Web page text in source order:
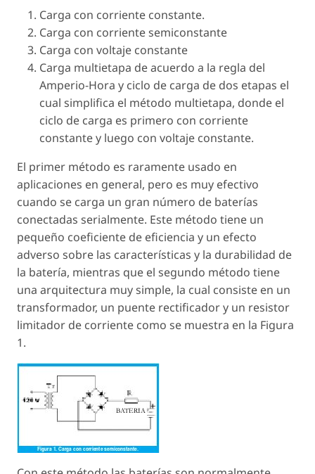
Carga con corriente constante.
Carga con corriente semiconstante
Carga con voltaje constante
Carga multietapa de acuerdo a la regla del
Amperio-Hora y ciclo de carga de dos etapas el
cual simplifica el método multietapa, donde el
ciclo de carga es primero con corriente
constante y luego con voltaje constante.
El primer método es raramente usado en
aplicaciones en general, pero es muy efectivo
cuando se carga un gran número de baterías
conectadas serialmente. Este método tiene un
pequeño coeficiente de eficiencia y un efecto
adverso sobre las características y la durabilidad de
la batería, mientras que el segundo método tiene
una arquitectura muy simple, la cual consiste en un
transformador, un puente rectificador y un resistor
limitador de corriente como se muestra en la Figura
1.